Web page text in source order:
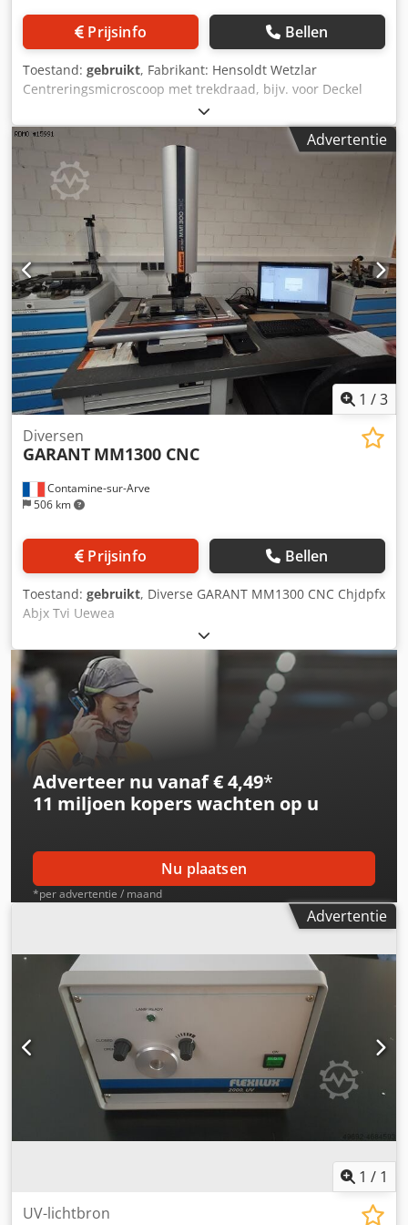
Prijsinfo Bellen
Toestand: gebruikt, Fabrikant: Hensoldt Wetzlar
Centreringsmicroscoop met trekdraad, bijv. voor Deckel
machines Chedpfx Asy Tbwwjbwoa
Advertentie
1 /3
Contamine-sur-Arve
506 km
Diversen
GARANT MM1300 CNC
Prijsinfo Bellen
Toestand: gebruikt, Diverse GARANT MM1300 CNC Chjdpfx
Abjx Tvi Uewea
Adverteer nu vanaf € 4,49*
11 miljoen koperswachten op u
Nu plaatsen
*per advertentie / maand
Advertentie
1 / 1
UV-lichtbron